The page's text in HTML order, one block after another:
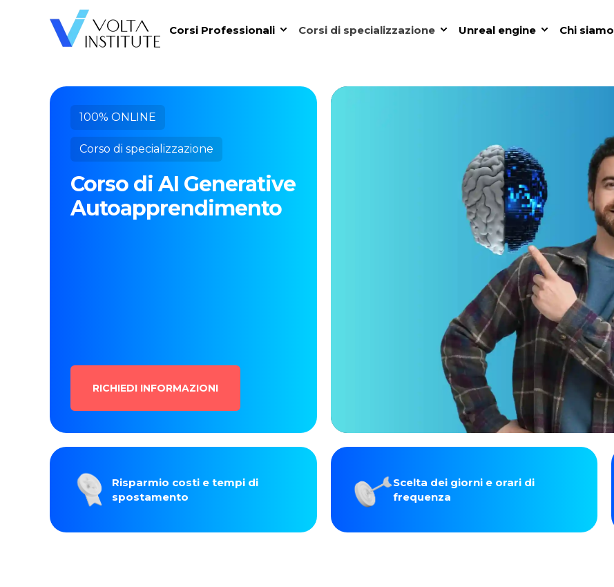
Corsi Professionali Corsi di specializzazione Unreal engine Chi siamo
100% ONLINE
Corso di specializzazione
Corso di AI Generative
Autoapprendimento
RICHIEDI INFORMAZIONI
Risparmio costi e tempi di
spostamento
Scelta dei giorni e orari di
frequenza